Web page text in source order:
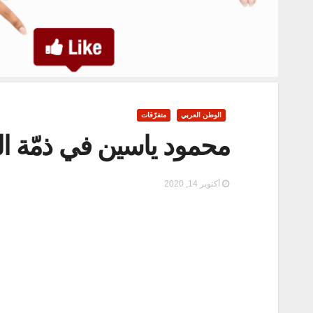
الوطن العربي متفرّقات
محمود ياسين في ذمّة
أكتوبر 14, 2020